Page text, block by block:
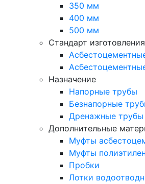
350 мм
400 мм
500 мм
Стандарт изготовления
Назначение
Напорные трубы
Безнапорные
Дренажные трубы
Дополнительные
Муфты
Муфты
Пробки
Лотки